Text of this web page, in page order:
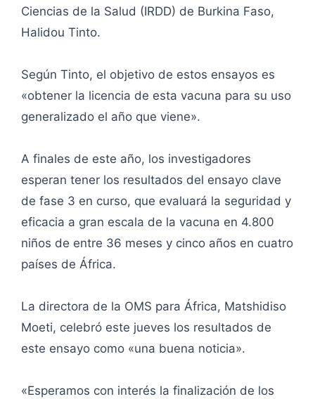
Ciencias de la Salud (IRDD) de Burkina Faso,
Halidou Tinto.
Según Tinto, el objetivo de estos ensayos es
«obtener la licencia de esta vacuna para su uso
generalizado el año que viene».
A finales de este año, los investigadores
esperan tener los resultados del ensayo clave
de fase 3 en curso, que evaluará la seguridad y
eficacia a gran escala de la vacuna en 4.800
niños de entre 36 meses y cinco años en cuatro
países de África.
La directora de la OMS para África, Matshidiso
Moeti, celebró este jueves los resultados de
este ensayo como «una buena noticia».
«Esperamos con interés la finalización de los